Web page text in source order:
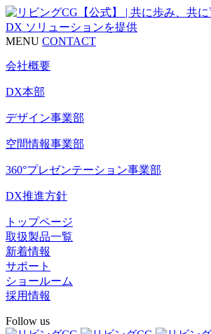
MENU CONTACT
会社概要
DX本部
デザイン事業部
空間情報事業部
360°プレゼンテーション事業部
DX推進方針
トップページ
取扱製品一覧
新着情報
サポート
ショールーム
採用情報
Follow us